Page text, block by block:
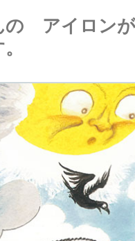
の アイロ